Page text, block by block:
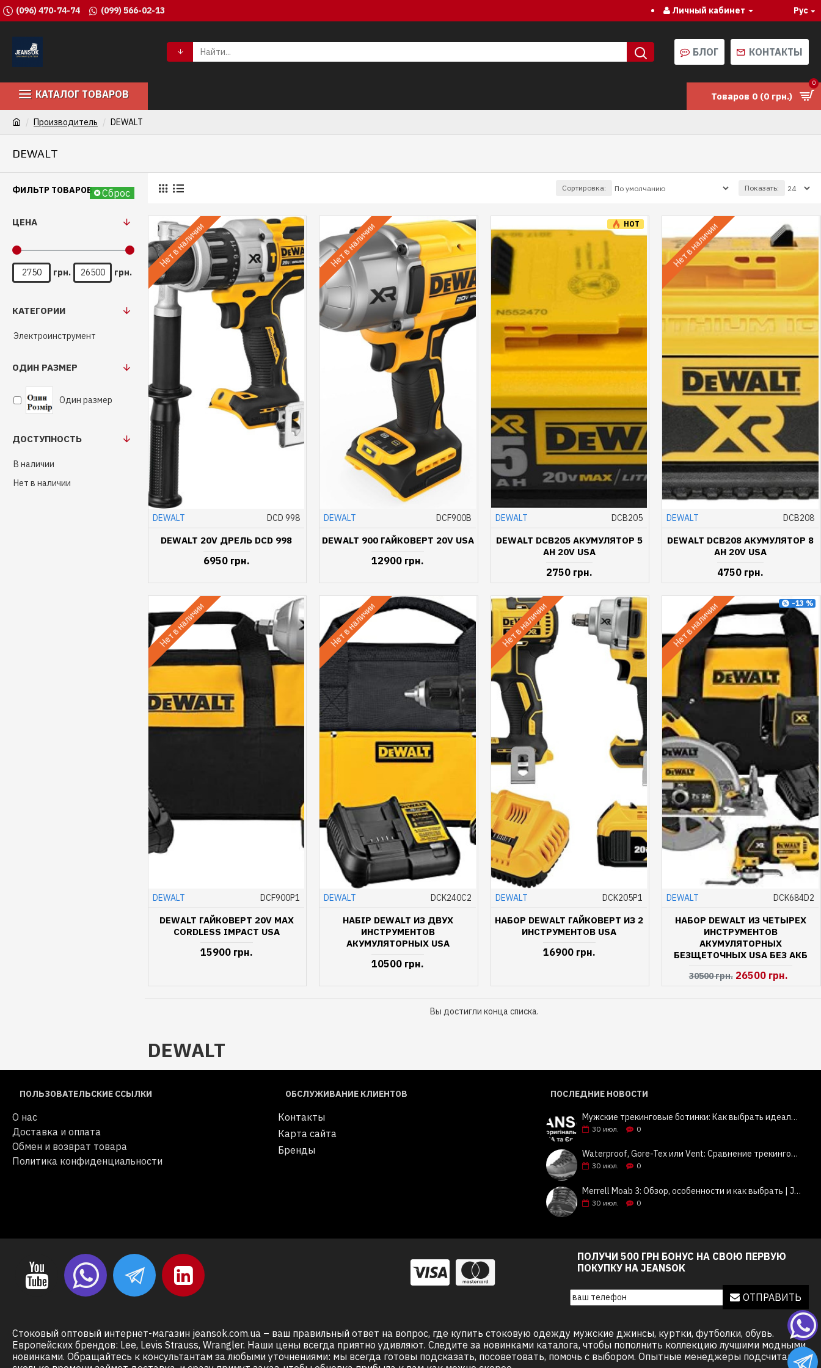
(096) 470-74-74 (099) 566-02-13 Личный кабинет Рус
БЛОГ КОНТАКТЫ
КАТАЛОГ ТОВАРОВ Товаров 0 (0 грн.)
0
Производитель DEWALT
DEWALT
ФИЛЬТР ТОВАРОВ Сброс
ЦЕНА
грн. грн.
КАТЕГОРИИ
Электроинструмент
ОДИН РАЗМЕР
Один размер
ДОСТУПНОСТЬ
В наличии
Нет в наличии
Сортировка: Показать:
Нет в наличии
DEWALT DCD 998
DEWALT 20V ДРЕЛЬ DCD 998
6950 грн.
Нет в наличии
DEWALT DCF900B
DEWALT 900 ГАЙКОВЕРТ 20V USA
12900 грн.
HOT
DEWALT DCB205
DEWALT DCB205 АКУМУЛЯТОР 5
AH 20V USA
2750 грн.
Нет в наличии
DEWALT DCB208
DEWALT DCB208 АКУМУЛЯТОР 8
AH 20V USA
4750 грн.
Нет в наличии
DEWALT DCF900P1
DEWALT ГАЙКОВЕРТ 20V MAX
CORDLESS IMPACT USA
15900 грн.
Нет в наличии
DEWALT DCK240C2
НАБІР DEWALT ИЗ ДВУХ
ИНСТРУМЕНТОВ
АКУМУЛЯТОРНЫХ USA
10500 грн.
Нет в наличии
DEWALT DCK205P1
НАБОР DEWALT ГАЙКОВЕРТ ИЗ 2
ИНСТРУМЕНТОВ USA
16900 грн.
-13 %
Нет в наличии
DEWALT DCK684D2
НАБОР DEWALT ИЗ ЧЕТЫРЕХ
ИНСТРУМЕНТОВ
АКУМУЛЯТОРНЫХ
БЕЗЩЕТОЧНЫХ USA БЕЗ АКБ
30500 грн. 26500 грн.
Вы достигли конца списка.
DEWALT
ПОЛЬЗОВАТЕЛЬСКИЕ ССЫЛКИ
О нас
Доставка и оплата
Обмен и возврат товара
Политика конфиденциальности
ОБСЛУЖИВАНИЕ КЛИЕНТОВ
Контакты
Карта сайта
Бренды
ПОСЛЕДНИЕ НОВОСТИ
Мужские трекинговые ботинки: Как выбрать идеальную пару? Советы и обзор Columbia, Keen, Merrell | Jeansok
30 июл. 0
Waterproof, Gore-Tex или Vent: Сравнение трекинговой обуви Columbia, Keen, Merrell | Jeansok
30 июл. 0
Merrell Moab 3: Обзор, особенности и как выбрать | Jeansok
30 июл. 0
ПОЛУЧИ 500 ГРН БОНУС НА СВОЮ ПЕРВУЮ
ПОКУПКУ НА JEANSOK
ОТПРАВИТЬ
Стоковый оптовый интернет-магазин jeansok.com.ua – ваш правильный ответ на вопрос, где купить стоковую одежду мужские джинсы, куртки, футболки, обувь.
Европейских брендов: Lee, Levis Strauss, Wrangler. Наши цены всегда приятно удивляют. Следите за новинками каталога, чтобы пополнить коллекцию лучшими модными
новинками. Обращайтесь к консультантам за любыми уточнениями: мы всегда готовы подсказать, посоветовать, помочь с выбором. Опытные менеджеры подсчитают,